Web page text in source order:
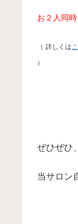
お２人同
（ 詳しくは
）
ぜひぜひ
当サロン